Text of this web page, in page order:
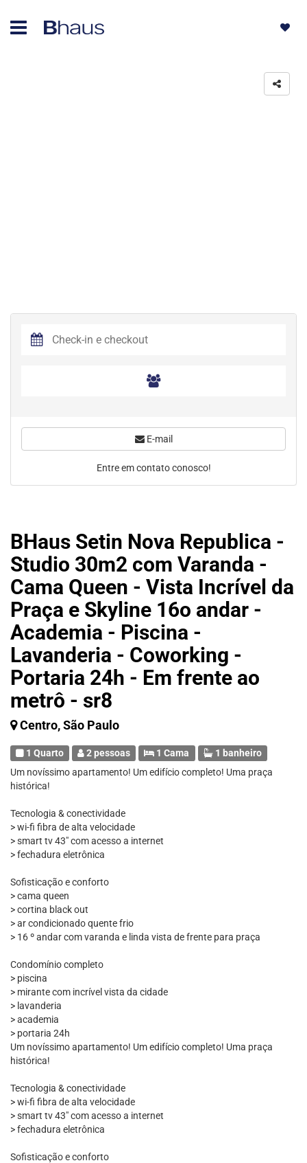
BHaus Setin Nova Republica -
Studio 30m2 com Varanda -
Cama Queen - Vista Incrível da
Praça e Skyline 16o andar -
Academia - Piscina -
Lavanderia - Coworking -
Portaria 24h - Em frente ao
metrô - sr8
Centro, São Paulo
1 Quarto 2 pessoas 1 Cama
1 banheiro
Um novíssimo apartamento! Um edifício completo! Uma praça
histórica!
Tecnologia & conectividade
> wi-fi fibra de alta velocidade
> smart tv 43" com acesso a internet
> fechadura eletrônica
Sofisticação e conforto
> cama queen
> cortina black out
> ar condicionado quente frio
> 16 º andar com varanda e linda vista de frente para praça
Condomínio completo
> piscina
> mirante com incrível vista da cidade
> lavanderia
> academia
> portaria 24h
Um novíssimo apartamento! Um edifício completo! Uma praça
histórica!
Tecnologia & conectividade
> wi-fi fibra de alta velocidade
> smart tv 43" com acesso a internet
> fechadura eletrônica
Sofisticação e conforto
E-mail
Entre em contato conosco!